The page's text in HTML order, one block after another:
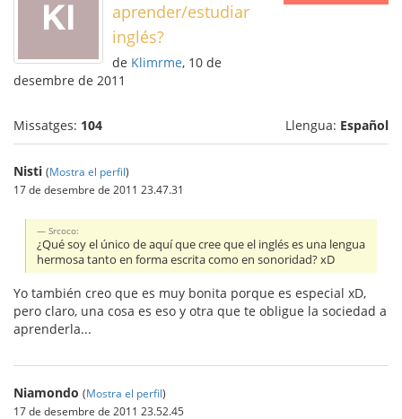
aprender/estudiar
inglés?
de Klimrme, 10 de
desembre de 2011
Missatges: 104 Llengua: Español
Nisti (Mostra el perfil)
17 de desembre de 2011 23.47.31
Srcoco:
¿Qué soy el único de aquí que cree que el inglés es una lengua
hermosa tanto en forma escrita como en sonoridad? xD
Yo también creo que es muy bonita porque es especial xD,
pero claro, una cosa es eso y otra que te obligue la sociedad a
aprenderla...
Niamondo (Mostra el perfil)
17 de desembre de 2011 23.52.45